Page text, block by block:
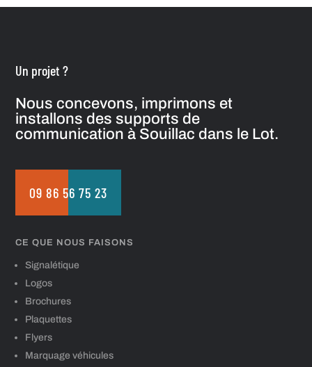
Un projet ?
Nous concevons, imprimons et
installons des supports de
communication à Souillac dans le Lot.
09 86 56 75 23
CE QUE NOUS FAISONS
Signalétique
Logos
Brochures
Plaquettes
Flyers
Marquage véhicules